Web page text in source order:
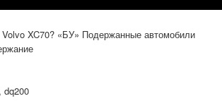
XC70? «БУ» Подержанные автомобили